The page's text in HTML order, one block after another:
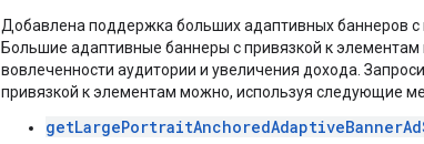
Добавлена ​​поддержка больших адаптивных баннеров
Большие адаптивные баннеры с привязкой к
вовлеченности аудитории и увеличения дохода.
привязкой к элементам можно, используя следующие